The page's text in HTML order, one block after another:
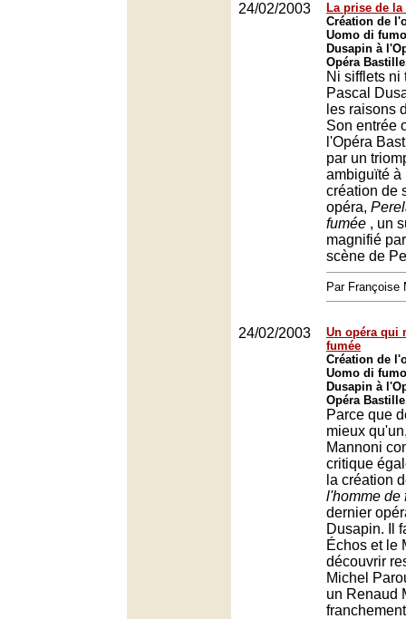
24/02/2003
La prise de
Création de
Uomo di
Dusapin à
Opéra
Ni sifflets ni
Pascal
les raisons
Son entrée
l'Opéra
par un
ambiguïté à
création de
opéra,
fumée , un
magnifié
scène de
Par Françoise
24/02/2003
Un opéra qui
fumée
Création de
Uomo di
Dusapin à
Opéra
Parce que
mieux
Mannoni
critique
la création
l'homme de
dernier
Dusapin. Il
Échos et le
découvrir
Michel
un Renaud